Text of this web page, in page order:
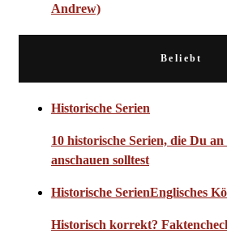
Andrew)
Beliebt
Historische Serien
10 historische Serien, die Du
anschauen solltest
Historische SerienEnglisches
Historisch korrekt?